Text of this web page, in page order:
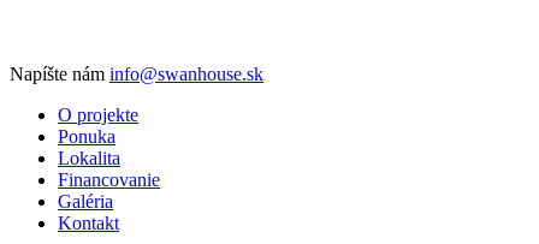
Napíšte nám info@swanhouse.sk
O projekte
Ponuka
Lokalita
Financovanie
Galéria
Kontakt